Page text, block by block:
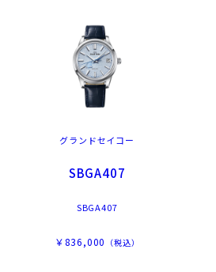
グランドセイコー
SBGA407
SBGA407
￥836,000 （税込）